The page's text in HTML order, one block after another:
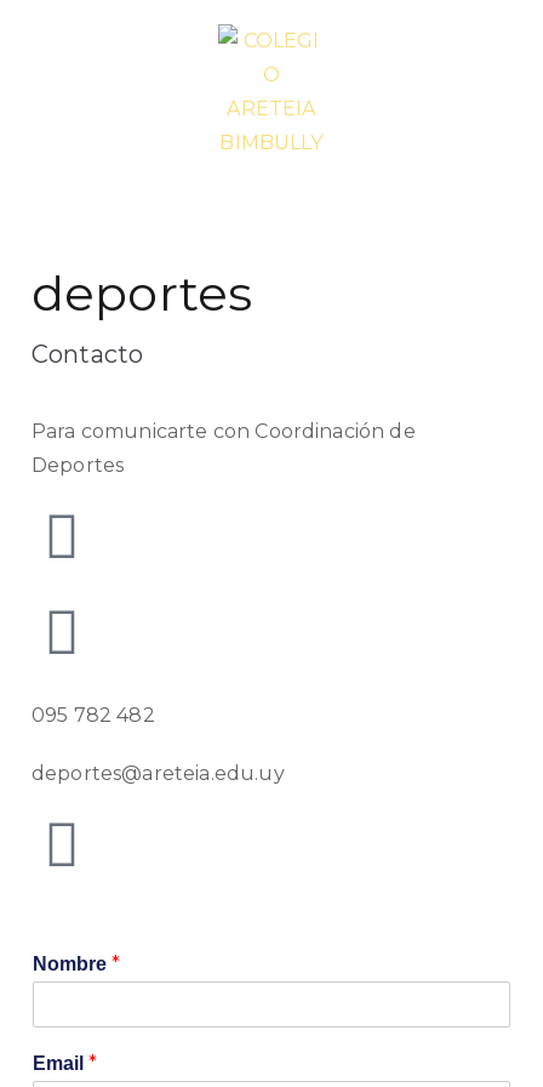
deportes
Contacto
Para comunicarte con Coordinación de
Deportes
095 782 482
deportes@areteia.edu.uy
Nombre *
Email *